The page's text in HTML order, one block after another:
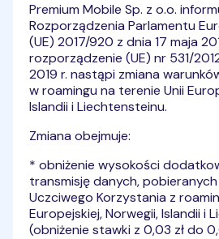
Premium Mobile Sp. z o.o.
Rozporządzenia Parlamentu
(UE) 2017/920 z dnia 17 maja
rozporządzenie (UE) nr 531/
2019 r. nastąpi zmiana
w roamingu na terenie Unii
Islandii i Liechtensteinu.
Zmiana obejmuje:
* obniżenie wysokości
transmisję danych,
Uczciwego Korzystania z
Europejskiej, Norwegii, Islandii i
(obniżenie stawki z 0,03 zł do